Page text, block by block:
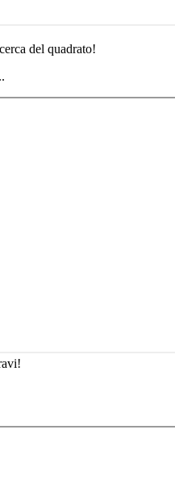
del quadrato!